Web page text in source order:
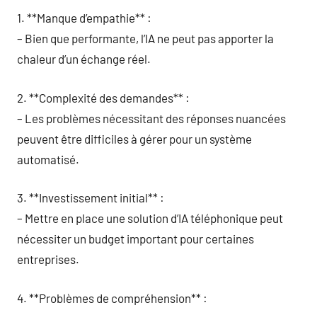
1. **Manque d’empathie** :
– Bien que performante, l’IA ne peut pas apporter la
chaleur d’un échange réel.
2. **Complexité des demandes** :
– Les problèmes nécessitant des réponses nuancées
peuvent être difficiles à gérer pour un système
automatisé.
3. **Investissement initial** :
– Mettre en place une solution d’IA téléphonique peut
nécessiter un budget important pour certaines
entreprises.
4. **Problèmes de compréhension** :